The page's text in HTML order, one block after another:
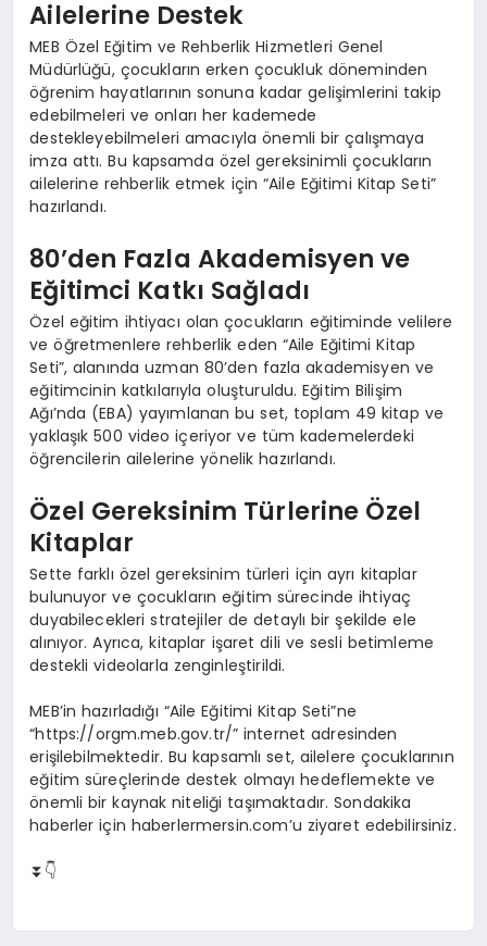
Ailelerine Destek
MEB Özel Eğitim ve Rehberlik Hizmetleri Genel
Müdürlüğü, çocukların erken çocukluk döneminden
öğrenim hayatlarının sonuna kadar gelişimlerini takip
edebilmeleri ve onları her kademede
destekleyebilmeleri amacıyla önemli bir çalışmaya
imza attı. Bu kapsamda özel gereksinimli çocukların
ailelerine rehberlik etmek için “Aile Eğitimi Kitap Seti”
hazırlandı.
80’den Fazla Akademisyen ve
Eğitimci Katkı Sağladı
Özel eğitim ihtiyacı olan çocukların eğitiminde velilere
ve öğretmenlere rehberlik eden “Aile Eğitimi Kitap
Seti”, alanında uzman 80’den fazla akademisyen ve
eğitimcinin katkılarıyla oluşturuldu. Eğitim Bilişim
Ağı’nda (EBA) yayımlanan bu set, toplam 49 kitap ve
yaklaşık 500 video içeriyor ve tüm kademelerdeki
öğrencilerin ailelerine yönelik hazırlandı.
Özel Gereksinim Türlerine Özel
Kitaplar
Sette farklı özel gereksinim türleri için ayrı kitaplar
bulunuyor ve çocukların eğitim sürecinde ihtiyaç
duyabilecekleri stratejiler de detaylı bir şekilde ele
alınıyor. Ayrıca, kitaplar işaret dili ve sesli betimleme
destekli videolarla zenginleştirildi.
MEB’in hazırladığı “Aile Eğitimi Kitap Seti”ne
“https://orgm.meb.gov.tr/” internet adresinden
erişilebilmektedir. Bu kapsamlı set, ailelere çocuklarının
eğitim süreçlerinde destek olmayı hedeflemekte ve
önemli bir kaynak niteliği taşımaktadır. Sondakika
haberler için haberlermersin.com’u ziyaret edebilirsiniz.
⏬👇